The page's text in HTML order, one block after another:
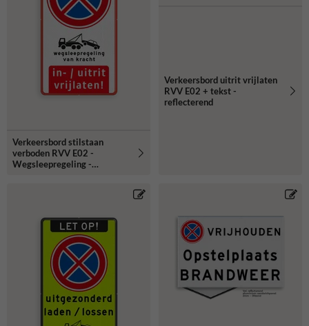
Verkeersbord stilstaan
verboden RVV E02 -
Wegsleepregeling -
Verkeersbord uitrit vrijlaten
RVV E02 + tekst -
reflecterend